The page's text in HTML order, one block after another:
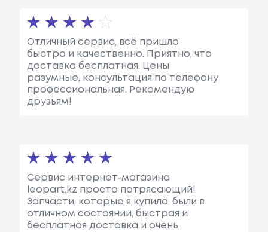
Отличный сервис, всё пришло
быстро и качественно. Приятно, что
доставка бесплатная. Цены
разумные, консультация по телефону
профессиональная. Рекомендую
друзьям!
Сервис интернет-магазина
leopart.kz просто потрясающий!
Запчасти, которые я купила, были в
отличном состоянии, быстрая и
бесплатная доставка и очень